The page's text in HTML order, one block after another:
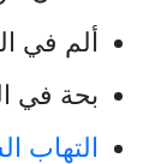
ألم في
بحة في
التهاب